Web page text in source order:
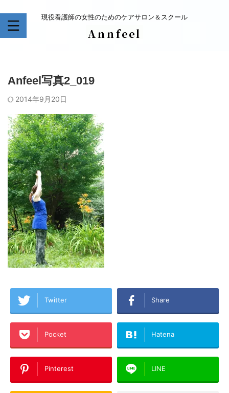
現役看護師の女性のためのケアサロン＆スクール
Anfeel写真2_019
2014年9月20日
Twitter Share
Pocket Hatena
Pinterest LINE